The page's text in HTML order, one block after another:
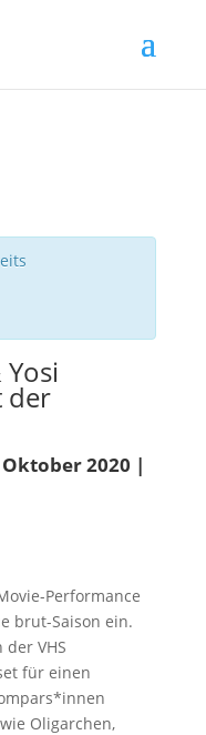
der
2020 |
Performance
brut-Saison ein.
VHS
für einen
Oligarchen,